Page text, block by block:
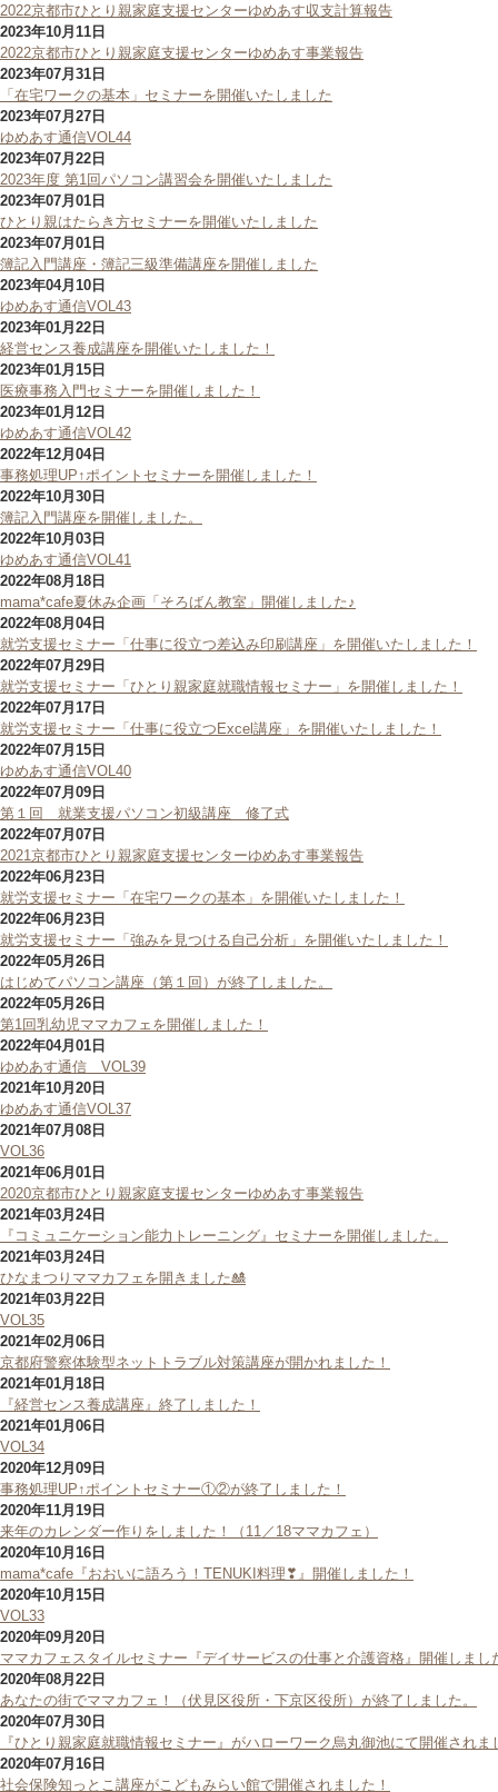
2022京都市ひとり親家庭支援センターゆめあす収支計算報告
2023年10月11日
2022京都市ひとり親家庭支援センターゆめあす事業報告
2023年07月31日
「在宅ワークの基本」セミナーを開催いたしました
2023年07月27日
ゆめあす通信VOL44
2023年07月22日
2023年度 第1回パソコン講習会を開催いたしました
2023年07月01日
ひとり親はたらき方セミナーを開催いたしました
2023年07月01日
簿記入門講座・簿記三級準備講座を開催しました
2023年04月10日
ゆめあす通信VOL43
2023年01月22日
経営センス養成講座を開催いたしました！
2023年01月15日
医療事務入門セミナーを開催しました！
2023年01月12日
ゆめあす通信VOL42
2022年12月04日
事務処理UP↑ポイントセミナーを開催しました！
2022年10月30日
簿記入門講座を開催しました。
2022年10月03日
ゆめあす通信VOL41
2022年08月18日
mama*cafe夏休み企画「そろばん教室」開催しました♪
2022年08月04日
就労支援セミナー「仕事に役立つ差込み印刷講座」を開催いたしました！
2022年07月29日
就労支援セミナー「ひとり親家庭就職情報セミナー」を開催しました！
2022年07月17日
就労支援セミナー「仕事に役立つExcel講座」を開催いたしました！
2022年07月15日
ゆめあす通信VOL40
2022年07月09日
第１回 就業支援パソコン初級講座 修了式
2022年07月07日
2021京都市ひとり親家庭支援センターゆめあす事業報告
2022年06月23日
就労支援セミナー「在宅ワークの基本」を開催いたしました！
2022年06月23日
就労支援セミナー「強みを見つける自己分析」を開催いたしました！
2022年05月26日
はじめてパソコン講座（第１回）が終了しました。
2022年05月26日
第1回乳幼児ママカフェを開催しました！
2022年04月01日
ゆめあす通信 VOL39
2021年10月20日
ゆめあす通信VOL37
2021年07月08日
VOL36
2021年06月01日
2020京都市ひとり親家庭支援センターゆめあす事業報告
2021年03月24日
『コミュニケーション能力トレーニング』セミナーを開催しました。
2021年03月24日
ひなまつりママカフェを開きました🎎
2021年03月22日
VOL35
2021年02月06日
京都府警察体験型ネットトラブル対策講座が開かれました！
2021年01月18日
『経営センス養成講座』終了しました！
2021年01月06日
VOL34
2020年12月09日
事務処理UP↑ポイントセミナー①②が終了しました！
2020年11月19日
来年のカレンダー作りをしました！（11／18ママカフェ）
2020年10月16日
mama*cafe『おおいに語ろう！TENUKI料理❣』開催しました！
2020年10月15日
VOL33
2020年09月20日
ママカフェスタイルセミナー『デイサービスの仕事と介護資格』開催しまし
2020年08月22日
あなたの街でママカフェ！（伏見区役所・下京区役所）が終了しました。
2020年07月30日
『ひとり親家庭就職情報セミナー』がハローワーク烏丸御池にて開催されま
2020年07月16日
社会保険知っとこ講座がこどもみらい館で開催されました！